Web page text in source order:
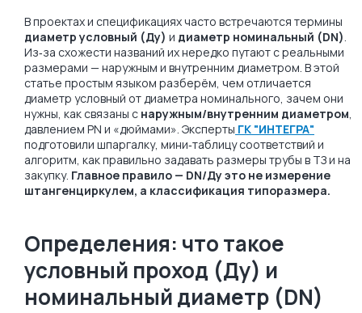
В проектах и спецификациях часто встречаются термины
диаметр условный (Ду) и диаметр номинальный (DN).
Из‑за схожести названий их нередко путают с реальными
размерами — наружным и внутренним диаметром. В этой
статье простым языком разберём, чем отличается
диаметр условный от диаметра номинального, зачем они
нужны, как связаны с наружным/внутренним диаметром,
давлением PN и «дюймами». Эксперты ГК "ИНТЕГРА"
подготовили шпаргалку, мини‑таблицу соответствий и
алгоритм, как правильно задавать размеры трубы в ТЗ и на
закупку. Главное правило — DN/Ду это не измерение
штангенциркулем, а классификация типоразмера.
Определения: что такое
условный проход (Ду) и
номинальный диаметр (DN)